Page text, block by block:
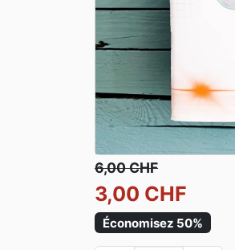
6,00 CHF
3,00 CHF
Économisez 50%